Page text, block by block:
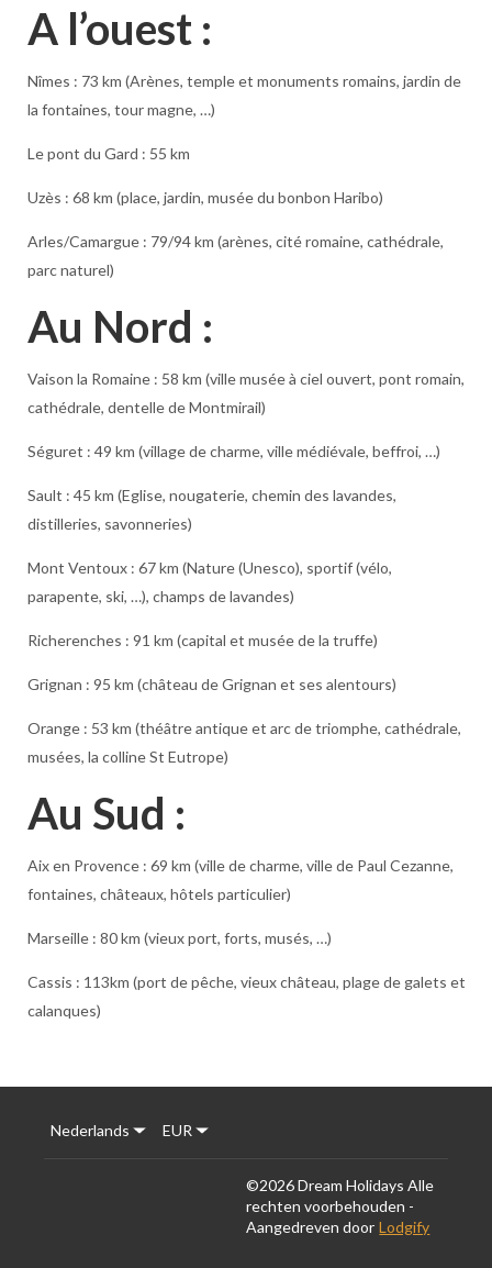
A l’ouest :
Nîmes : 73 km (Arènes, temple et monuments romains, jardin de
la fontaines, tour magne, …)
Le pont du Gard : 55 km
Uzès : 68 km (place, jardin, musée du bonbon Haribo)
Arles/Camargue : 79/94 km (arènes, cité romaine, cathédrale,
parc naturel)
Au Nord :
Vaison la Romaine : 58 km (ville musée à ciel ouvert, pont romain,
cathédrale, dentelle de Montmirail)
Séguret : 49 km (village de charme, ville médiévale, beffroi, …)
Sault : 45 km (Eglise, nougaterie, chemin des lavandes,
distilleries, savonneries)
Mont Ventoux : 67 km (Nature (Unesco), sportif (vélo,
parapente, ski, …), champs de lavandes)
Richerenches : 91 km (capital et musée de la truffe)
Grignan : 95 km (château de Grignan et ses alentours)
Orange : 53 km (théâtre antique et arc de triomphe, cathédrale,
musées, la colline St Eutrope)
Au Sud :
Aix en Provence : 69 km (ville de charme, ville de Paul Cezanne,
fontaines, châteaux, hôtels particulier)
Marseille : 80 km (vieux port, forts, musés, …)
Cassis : 113km (port de pêche, vieux château, plage de galets et
calanques)
Nederlands EUR
©2026Dream Holidays Alle
rechten voorbehouden -
Aangedreven door Lodgify